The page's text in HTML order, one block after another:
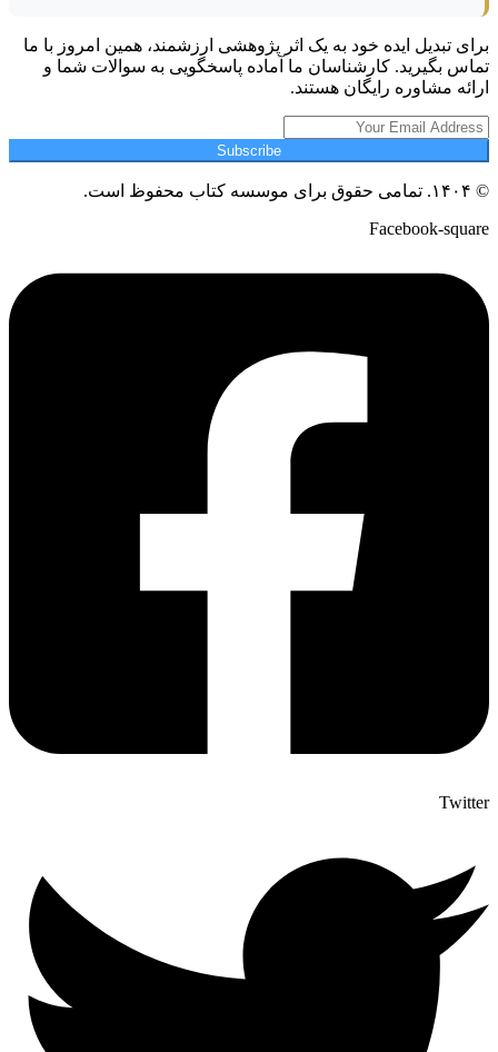
برای تبدیل ایده خود به یک اثر پژوهشی ارزشمند، همین امروز با ما
تماس بگیرید. کارشناسان ما آماده پاسخگویی به سوالات شما و
ارائه مشاوره رایگان هستند.
Subscribe
© ۱۴۰۴. تمامی حقوق برای موسسه کتاب محفوظ است.
Facebook-square
Twitter